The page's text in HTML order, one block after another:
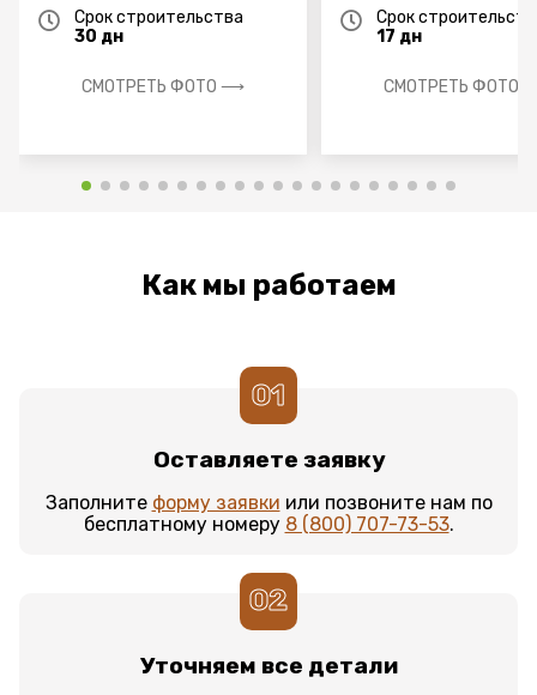
Срок строительства
30 дн
СМОТРЕТЬ ФОТО ⟶
Срок
17 дн
СМОТРЕТЬ ФОТО
Как мы работаем
01
Оставляете заявку
Заполните форму заявки или позвоните нам по
бесплатному номеру 8 (800) 707-73-53.
02
Уточняем все детали